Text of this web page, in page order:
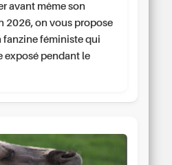
avant même son
2026, on vous propose
fanzine féministe qui
exposé pendant le